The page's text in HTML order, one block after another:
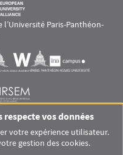
Paris-Panthéon-
svgVisuel svg
svg
respecte vos données
votre expérience utilisateur.
gestion des cookies.